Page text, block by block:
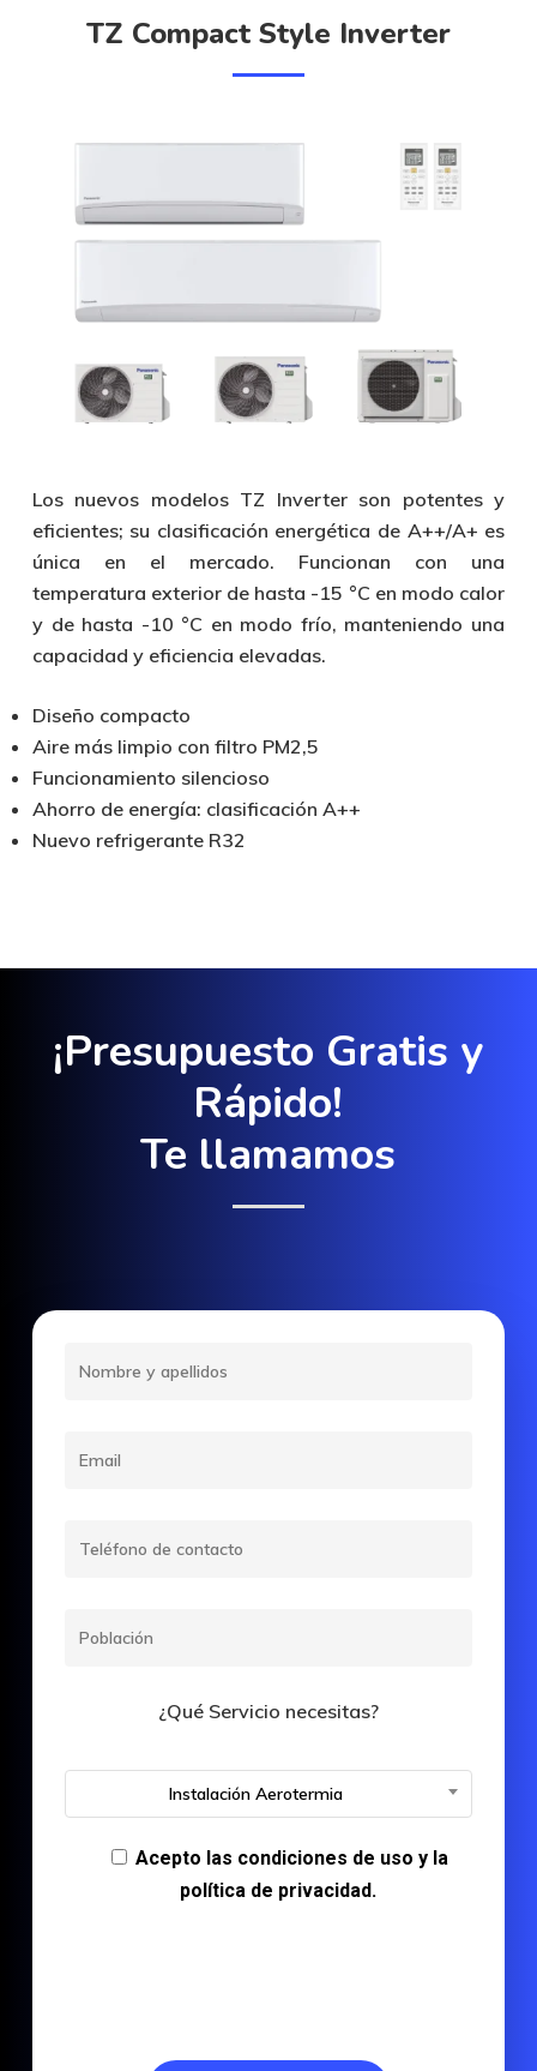
TZ Compact Style Inverter
Los nuevos modelos TZ Inverter son potentes y
eficientes; su clasificación energética de A++/A+ es
única en el mercado. Funcionan con una
temperatura exterior de hasta -15 °C en modo calor
y de hasta -10 °C en modo frío, manteniendo una
capacidad y eficiencia elevadas.
Diseño compacto
Aire más limpio con filtro PM2,5
Funcionamiento silencioso
Ahorro de energía: clasificación A++
Nuevo refrigerante R32
¡Presupuesto Gratis y
Rápido!
Te llamamos
¿Qué Servicio necesitas?
Instalación Aerotermia
Acepto las condiciones de uso y la
política de privacidad.